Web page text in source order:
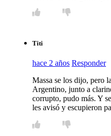
Titi
hace 2 años Responder
Massa se los dijo, pero
Argentino, junto a
corrupto, pudo más. Y
les avisó y escupieron